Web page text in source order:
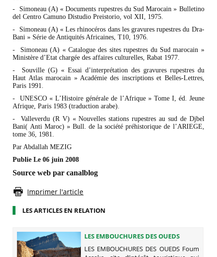
- Simoneau (A) « Documents rupestres du Sud Marocain » Bulletino
del Centro Camuno Distudio Preistorio, vol XII, 1975.
- Simoneau (A) « Les rhinocéros dans les gravures rupestres du Dra-
Bani » Série de Antiquités Africaines, T10, 1976.
- Simoneau (A) « Catalogue des sites rupestres du Sud marocain »
Ministère d’Etat chargée des affaires culturelles, Rabat 1977.
- Souville (G) « Essai d’interprétation des gravures rupestres du
Haut Atlas marocain » Académie des inscriptions et Belles-Lettres,
Paris 1991.
- UNESCO « L’Histoire générale de l’Afrique » Tome I, éd. Jeune
Afrique, Paris 1983 (traduction arabe).
- Valleverdu (R V) « Nouvelles stations rupestres au sud de Djbel
Bani( Anti Maroc) » Bull. de la société préhistorique de l’ARIEGE,
tome 36, 1981.
Par Abdallah MEZIG
Publie Le06 juin 2008
Source web par canalblog
Imprimer l'article
LES ARTICLES EN RELATION
LES EMBOUCHURES DES OUEDS
LES EMBOUCHURES DES OUEDS Foum